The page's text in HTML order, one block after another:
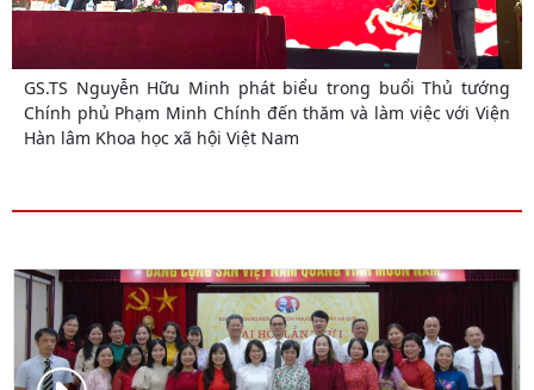
GS.TS Nguyễn Hữu Minh phát biểu trong buổi Thủ tướng
Chính phủ Phạm Minh Chính đến thăm và làm việc với Viện
Hàn lâm Khoa học xã hội Việt Nam